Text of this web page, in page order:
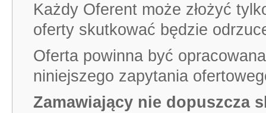
Każdy Oferent może złożyć
oferty skutkować będzie
Oferta powinna być
niniejszego zapytania
Zamawiający nie dopuszcza